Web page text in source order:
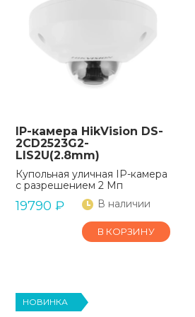
IP-камера HikVision DS-
2CD2523G2-
LIS2U(2.8mm)
Купольная уличная IP-камера
с разрешением 2 Мп
19790 ₽ В наличии
В КОРЗИНУ
НОВИНКА